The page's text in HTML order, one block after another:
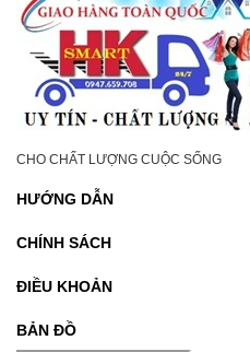
CHO CHẤT LƯỢNG CUỘC SỐNG
HƯỚNG DẪN
CHÍNH SÁCH
ĐIỀU KHOẢN
BẢN ĐỒ